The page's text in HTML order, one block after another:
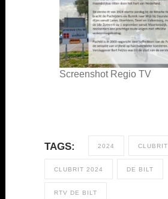
Screenshot Regio TV
TAGS: 2024 CLUBRIT
CLUBRIT 2024 DE BILT
RTV DE BILT